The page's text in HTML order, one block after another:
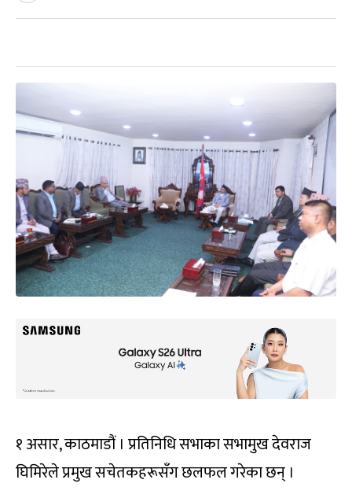
१ असार, काठमाडौं । प्रतिनिधि सभाका सभामुख देवराज
घिमिरेले प्रमुख सचेतकहरूसँग छलफल गरेका छन् ।